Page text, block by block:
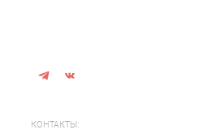
КОНТАКТЫ: